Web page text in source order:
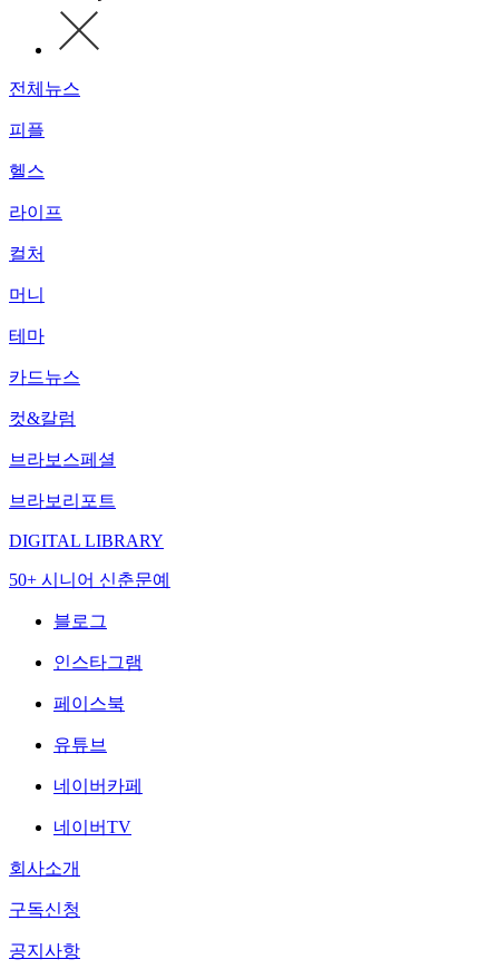
전체뉴스
피플
헬스
라이프
컬처
머니
테마
카드뉴스
컷&칼럼
브라보스페셜
브라보리포트
DIGITAL LIBRARY
50+ 시니어 신춘문예
블로그
인스타그램
페이스북
유튜브
네이버카페
네이버TV
회사소개
구독신청
공지사항